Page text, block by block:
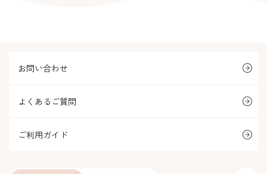
お問い合わせ
よくあるご質問
ご利用ガイド